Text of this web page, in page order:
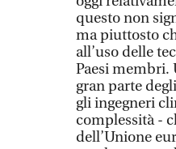
questo non
ma piuttosto
all’uso delle
Paesi membri.
gran parte
gli ingegneri
complessità -
dell’Unione